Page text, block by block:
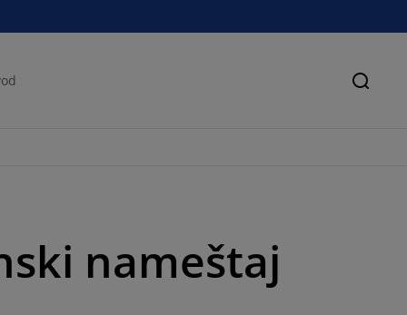
nameštaj